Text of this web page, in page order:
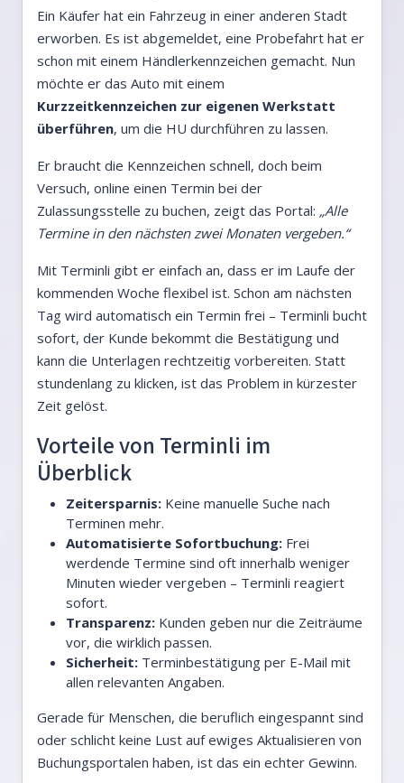
Ein Käufer hat ein Fahrzeug in einer anderen Stadt
erworben. Es ist abgemeldet, eine Probefahrt hat er
schon mit einem Händlerkennzeichen gemacht. Nun
möchte er das Auto mit einem
Kurzzeitkennzeichen zur eigenen Werkstatt
überführen, um die HU durchführen zu lassen.
Er braucht die Kennzeichen schnell, doch beim
Versuch, online einen Termin bei der
Zulassungsstelle zu buchen, zeigt das Portal: „Alle
Termine in den nächsten zwei Monaten vergeben.“
Mit Terminli gibt er einfach an, dass er im Laufe der
kommenden Woche flexibel ist. Schon am nächsten
Tag wird automatisch ein Termin frei – Terminli bucht
sofort, der Kunde bekommt die Bestätigung und
kann die Unterlagen rechtzeitig vorbereiten. Statt
stundenlang zu klicken, ist das Problem in kürzester
Zeit gelöst.
Vorteile von Terminli im
Überblick
Zeitersparnis: Keine manuelle Suche nach
Terminen mehr.
Automatisierte Sofortbuchung: Frei
werdende Termine sind oft innerhalb weniger
Minuten wieder vergeben – Terminli reagiert
sofort.
Transparenz: Kunden geben nur die Zeiträume
vor, die wirklich passen.
Sicherheit: Terminbestätigung per E-Mail mit
allen relevanten Angaben.
Gerade für Menschen, die beruflich eingespannt sind
oder schlicht keine Lust auf ewiges Aktualisieren von
Buchungsportalen haben, ist das ein echter Gewinn.